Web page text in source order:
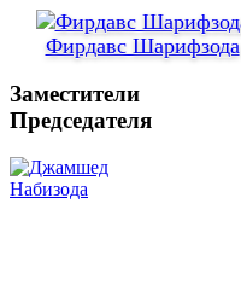
Фирдавс Шарифзода
Заместители
Председателя